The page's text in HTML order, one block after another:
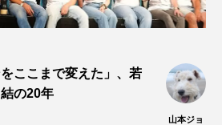
をここまで変えた」、若
の20年
山本ジョ